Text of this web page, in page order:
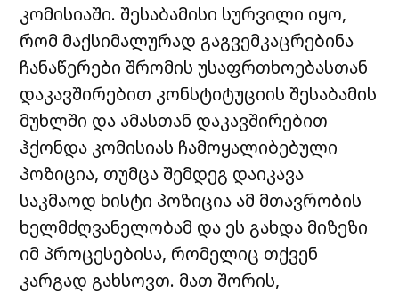
კომისიაში. შესაბამისი სურვილი იყო,
რომ მაქსიმალურად გაგვემკაცრებინა
ჩანაწერები შრომის უსაფრთხოებასთან
დაკავშირებით კონსტიტუციის შესაბამის
მუხლში და ამასთან დაკავშირებით
ჰქონდა კომისიას ჩამოყალიბებული
პოზიცია, თუმცა შემდეგ დაიკავა
საკმაოდ ხისტი პოზიცია ამ მთავრობის
ხელმძღვანელობამ და ეს გახდა მიზეზი
იმ პროცესებისა, რომელიც თქვენ
კარგად გახსოვთ. მათ შორის,